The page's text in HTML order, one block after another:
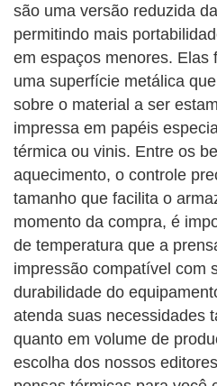
são uma versão reduzida
permitindo mais
em espaços menores. Elas
uma superfície metálica
sobre o material a ser
impressa em papéis
térmica ou vinis. Entre os
aquecimento, o controle
tamanho que facilita o
momento da compra, é
de temperatura que a
impressão compatível com
durabilidade do
atenda suas necessidades
quanto em volume de
escolha dos nossos